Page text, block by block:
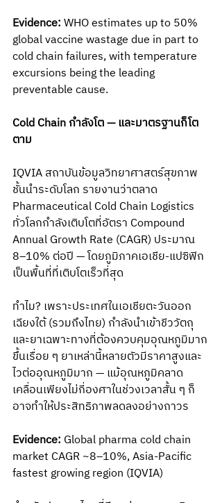
Evidence: WHO estimates up to 50%
global vaccine wastage due in part to
cold chain failures, with temperature
excursions being the leading
preventable cause.
Cold Chain กำลังโต — และมาตรฐานก็โต
ตาม
IQVIA สถาบันข้อมูลวิทยาศาสตร์สุขภาพ
ชั้นนำระดับโลก รายงานว่าตลาด
Pharmaceutical Cold Chain Logistics
ทั่วโลกกำลังเติบโตที่อัตรา Compound
Annual Growth Rate (CAGR) ประมาณ
8–10% ต่อปี — โดยภูมิภาคเอเชีย-แปซิฟิก
เป็นพื้นที่ที่เติบโตเร็วที่สุด
ทำไม? เพราะประเทศในเอเชียตะวันออก
เฉียงใต้ (รวมถึงไทย) กำลังนำเข้าชีววัตถุ
และยาเฉพาะทางที่ต้องควบคุมอุณหภูมิมาก
ขึ้นเรื่อย ๆ ยาเหล่านี้หลายตัวมีราคาสูงและ
ไวต่ออุณหภูมิมาก — แม้อุณหภูมิคลาด
เคลื่อนเพียงไม่กี่องศาในช่วงเวลาสั้น ๆ ก็
อาจทำให้ประสิทธิภาพลดลงอย่างถาวร
Evidence: Global pharma cold chain
market CAGR ~8–10%, Asia-Pacific
fastest growing region (IQVIA)